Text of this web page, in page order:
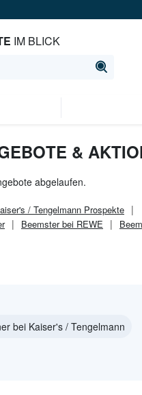
IM BLICK
&
abgelaufen.
/ Tengelmann Prospekte
Beemster bei REWE
bei Kaiser's / Tengelmann